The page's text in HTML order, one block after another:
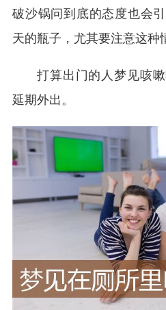
破沙锅问到底的态度也会
天的瓶子，尤其要注意这种
打算出门的人梦见咳
延期外出。